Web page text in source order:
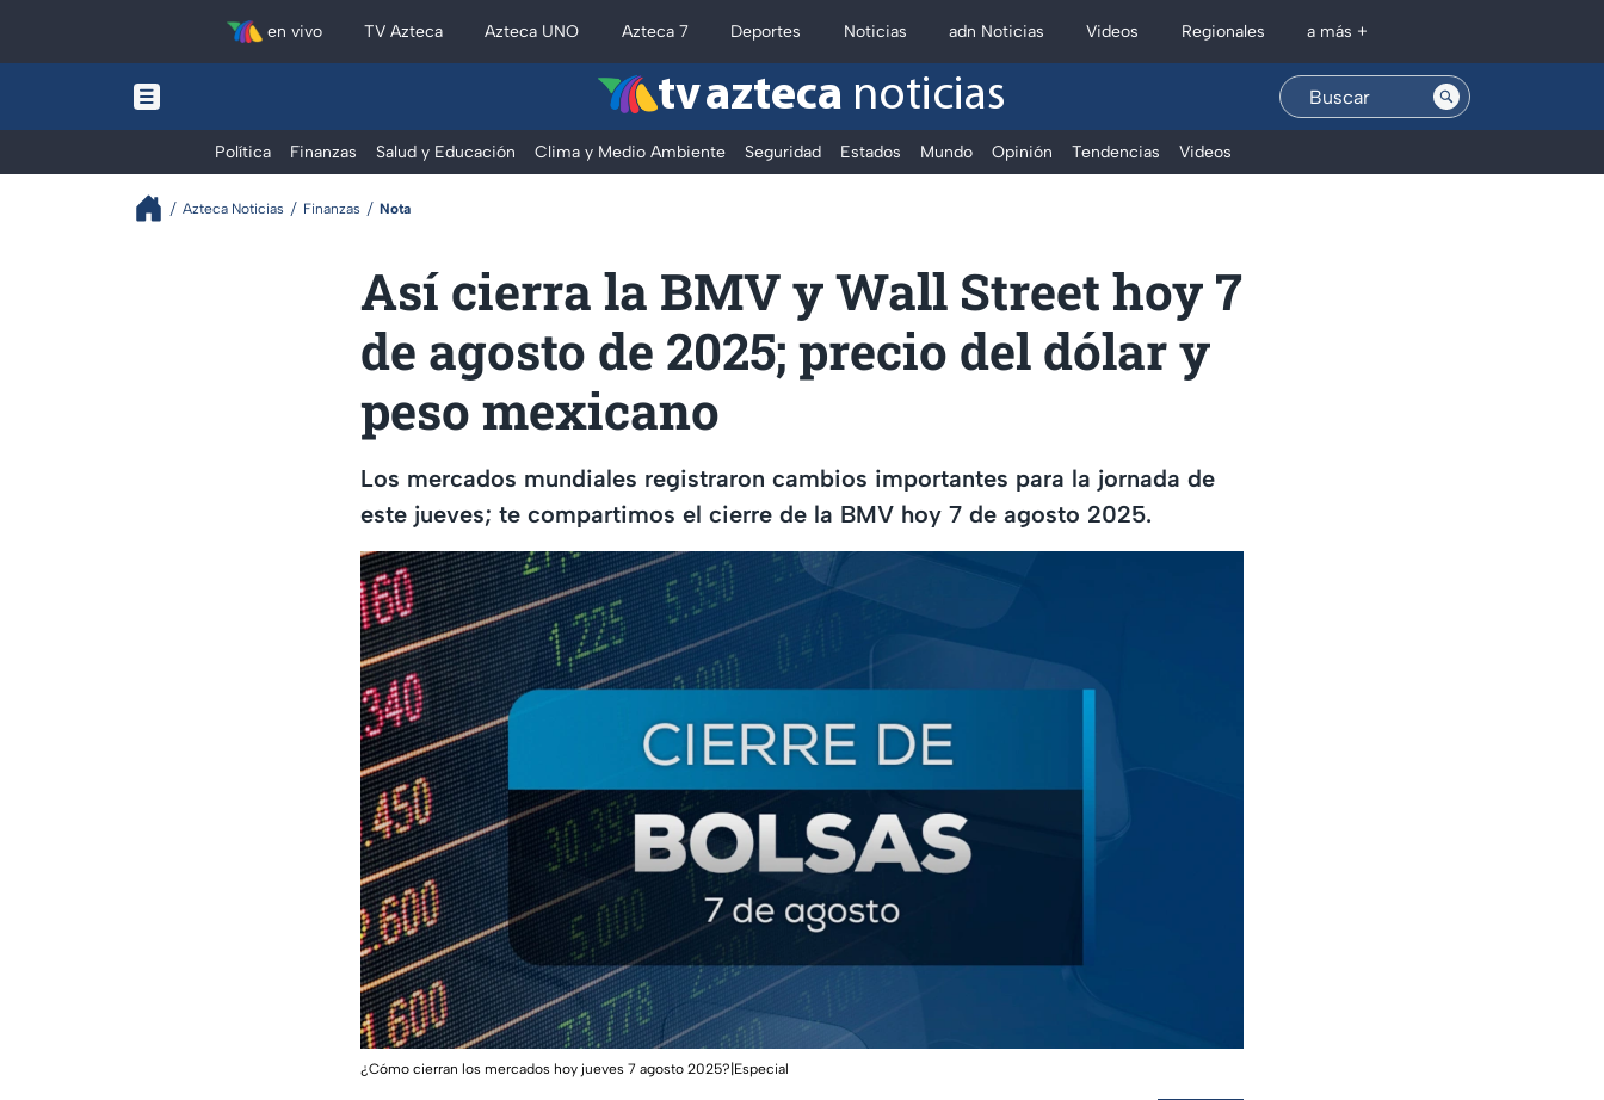
en vivo TV Azteca Azteca UNO Azteca 7 Deportes Noticias adn Noticias Videos Regionales a más +
tv azteca noticias
Política Finanzas Salud y Educación Clima y Medio Ambiente Seguridad Estados Mundo Opinión Tendencias Videos
Azteca Noticias Finanzas Nota
Así cierra la BMV y Wall Street hoy 7
de agosto de 2025; precio del dólar y
peso mexicano
Los mercados mundiales registraron cambios importantes para la jornada de
este jueves; te compartimos el cierre de la BMV hoy 7 de agosto 2025.
¿Cómo cierran los mercados hoy jueves 7 agosto 2025?|Especial